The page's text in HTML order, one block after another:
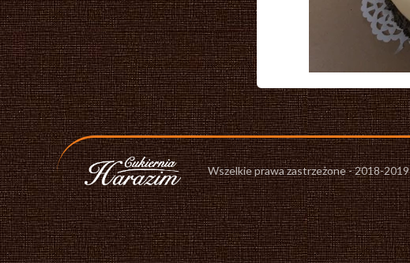
Wszelkie prawa zastrzeżone - 2018-2019